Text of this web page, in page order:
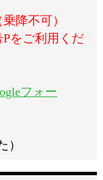
降不可）
をご利用くだ
フォー